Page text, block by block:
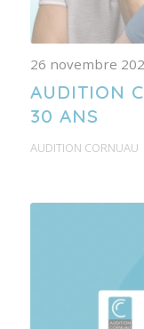
AUDITION
30 ANS
AUDITION CORNUAU
26 novembre